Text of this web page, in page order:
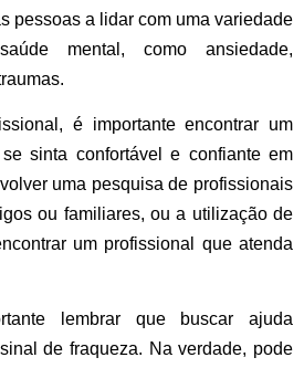
pessoas a lidar com uma variedade
mental, como ansiedade,
é importante encontrar um
sinta confortável e confiante em
uma pesquisa de profissionais
ou familiares, ou a utilização de
um profissional que atenda
lembrar que buscar ajuda
de fraqueza. Na verdade, pode